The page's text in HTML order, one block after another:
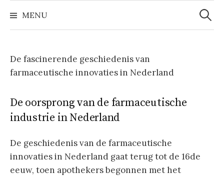
inhoud
springen
MENU
Zoeken
naar:
De fascinerende geschiedenis van
farmaceutische innovaties in Nederland
De oorsprong van de farmaceutische
industrie in Nederland
De geschiedenis van de farmaceutische
innovaties in Nederland gaat terug tot de 16de
eeuw, toen apothekers begonnen met het